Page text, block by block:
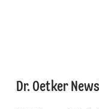
Dr. Oetker